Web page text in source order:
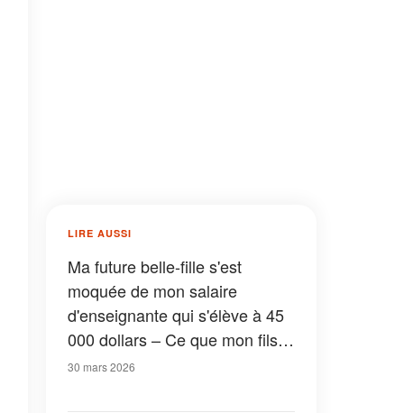
LIRE AUSSI
Ma future belle-fille s'est
moquée de mon salaire
d'enseignante qui s'élève à 45
000 dollars – Ce que mon fils a
fait ensuite a laissé tout le
30 mars 2026